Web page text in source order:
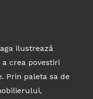
ilustrează
crea povestiri
Prin paleta sa de